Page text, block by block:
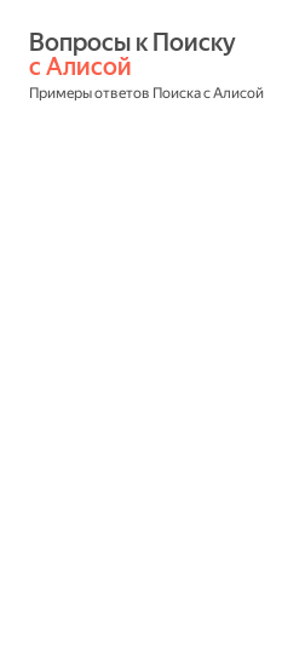
с Алисой
Примеры ответов Поиска с Алисой